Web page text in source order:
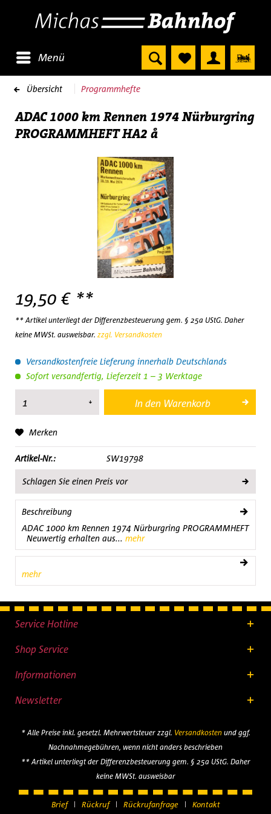
Menü
Übersicht Programmhefte
ADAC 1000 km Rennen 1974 Nürburgring
PROGRAMMHEFT HA2 å
19,50 € **
** Artikel unterliegt der Differenzbesteuerung gem. § 25a UStG. Daher
keine MWSt. ausweisbar. zzgl. Versandkosten
Versandkostenfreie Lieferung innerhalb Deutschlands
Sofort versandfertig, Lieferzeit 1 – 3 Werktage
In den Warenkorb
Merken
Artikel-Nr.: SW19798
Schlagen Sie einen Preis vor
Beschreibung
ADAC 1000 km Rennen 1974 Nürburgring PROGRAMMHEFT
Neuwertig erhalten aus... mehr
mehr
Service Hotline
Shop Service
Informationen
Newsletter
* Alle Preise inkl. gesetzl. Mehrwertsteuer zzgl. Versandkostenund ggf.
Nachnahmegebühren, wenn nicht anders beschrieben
** Artikel unterliegt der Differenzbesteuerung gem. § 25a UStG. Daher
keine MWSt. ausweisbar
Brief Rückruf Rückrufanfrage Kontakt